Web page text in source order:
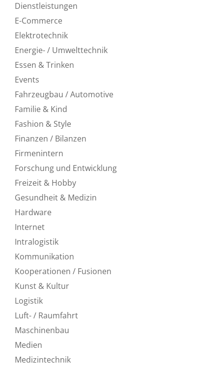
Dienstleistungen
E-Commerce
Elektrotechnik
Energie- / Umwelttechnik
Essen & Trinken
Events
Fahrzeugbau / Automotive
Familie & Kind
Fashion & Style
Finanzen / Bilanzen
Firmenintern
Forschung und Entwicklung
Freizeit & Hobby
Gesundheit & Medizin
Hardware
Internet
Intralogistik
Kommunikation
Kooperationen / Fusionen
Kunst & Kultur
Logistik
Luft- / Raumfahrt
Maschinenbau
Medien
Medizintechnik